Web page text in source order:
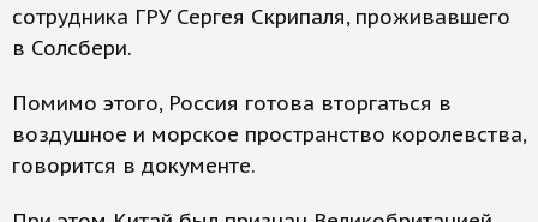
сотрудника ГРУ Сергея Скрипаля, проживавшего
в Солсбери.
Помимо этого, Россия готова вторгаться в
воздушное и морское пространство королевства,
говорится в документе.